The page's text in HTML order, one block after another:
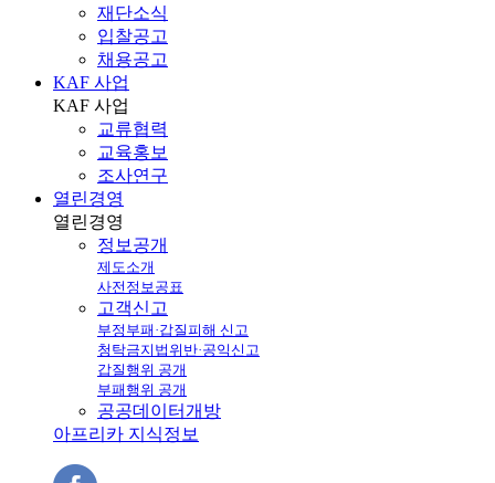
재단소식
입찰공고
채용공고
KAF 사업
KAF 사업
교류협력
교육홍보
조사연구
열린경영
열린경영
정보공개
제도소개
사전정보공표
고객신고
부정부패·갑질피해 신고
청탁금지법위반·공익신고
갑질행위 공개
부패행위 공개
공공데이터개방
아프리카 지식정보